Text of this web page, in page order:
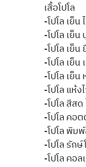
เสื้อโปโล
-โปโล เย็น
-โปโล เย็น
-โปโล เย็
-โปโล เย็
-โปโล เย็
-โปโล แห้
-โปโล สีส
-โปโล คอ
-โปโล พิม
-โปโล รัก
-โปโล คอ